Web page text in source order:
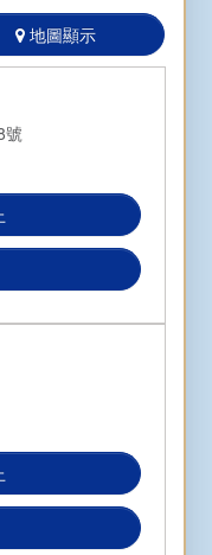
地圖顯示
號
loaded.